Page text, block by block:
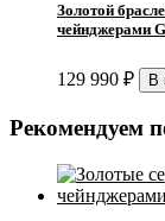
Золотой
чейнджерами
129 990 ₽
Рекомендуем